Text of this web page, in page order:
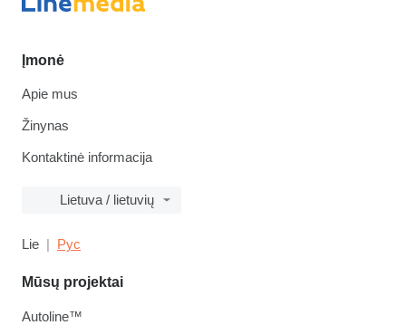
Įmonė
Apie mus
Žinynas
Kontaktinė informacija
Lietuva / lietuvių
Lie Рус
Mūsų projektai
Autoline™